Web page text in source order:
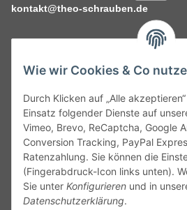
Wie wir Cookies & Co
Durch Klicken auf „Alle
Einsatz folgender Dienste auf
Vimeo, Brevo, ReCaptcha, Google
Conversion Tracking, PayPal
Ratenzahlung. Sie können die
(Fingerabdruck-Icon links unten).
Sie unter Konfigurieren und in
Datenschutzerklärung.
kontakt@theo-schrauben.de
Service
Gesetzliche Informationen
Alle technischen Angaben ohne
Angaben vorbehalten. Wenn Sie